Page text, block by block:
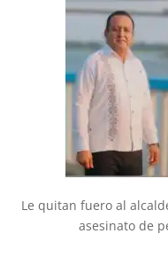
Le quitan fuero al
asesinato de